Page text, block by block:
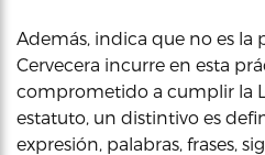
Además, indica que no es la
Cervecera incurre en esta
comprometido a cumplir la
estatuto, un distintivo es
expresión, palabras, frases,